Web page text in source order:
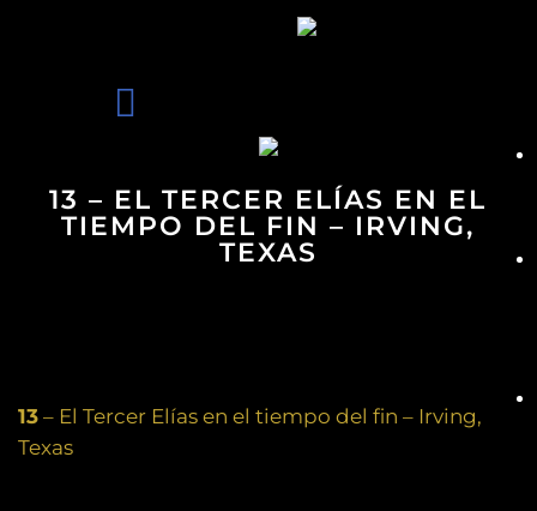
13 – EL TERCER ELÍAS EN EL
TIEMPO DEL FIN – IRVING,
TEXAS
13 – El Tercer Elías en el tiempo del fin – Irving,
Texas